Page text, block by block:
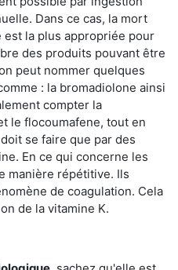
Dans ce cas, la mort
la plus appropriée pour
des produits pouvant être
peut nommer quelques
: la bromadiolone ainsi
compter la
le flocoumafene, tout en
se faire que par des
En ce qui concerne les
manière répétitive. Ils
de coagulation. Cela
de la vitamine K.